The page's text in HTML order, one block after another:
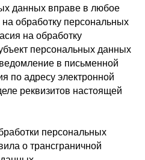
данных вправе в любое
на обработку персональных
на обработку
персональных данных
в письменной
по адресу электронной
реквизитов настоящей
персональных
о трансграничной